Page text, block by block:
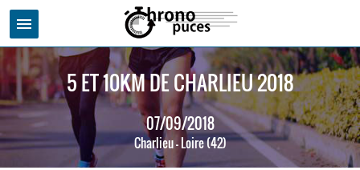
menu
5 ET 10KM DE CHARLIEU 2018
07/09/2018
Charlieu - Loire (42)